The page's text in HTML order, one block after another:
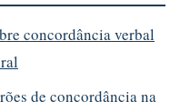
concordância verbal
de concordância na